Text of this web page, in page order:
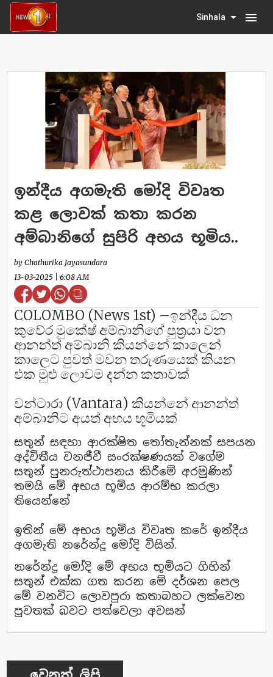
Sinhala menu
ඉන්දීය අගමැති මෝදි විවෘත
කළ ලොවක් කතා කරන
අම්බානිගේ සුපිරි අභය භූමිය..
by Chathurika Jayasundara
13-03-2025 | 6:08 AM
COLOMBO (News 1st) –ඉන්දීය ධන
කුවේර මුකේෂ් අම්බානිගේ පුත්‍රයා වන
ආනන්ත් අම්බානි කියන්නේ කාලෙන්
කාලෙට පුවත් මවන තරුණයෙක් කියන
එක මුළු ලොවම දන්න කතාවක්
වන්ටාරා (Vantara) කියන්නේ ආනන්ත්
අම්බානිට අයත් අභය භූමියක්
සතුන් සඳහා ආරක්ෂිත තෝතැන්නක් සපයන
අද්විතීය වනජීවී සංරක්ෂණයක් වගේම
සතුන් පුනරුත්ථාපනය කිරීමේ අරමුණින්
තමයි මේ අභය භූමිය ආරම්භ කරලා
තියෙන්නේ
ඉතින් මේ අභය භූමිය විවෘත කරේ ඉන්දීය
අගමැති නරේන්ද්‍ර මෝදි විසින්.
නරේන්ද්‍ර මෝදි මේ අභය භූමියට ගිහින්
සතුන් එක්ක ගත කරන මේ දර්ශන පෙල
මේ වනවිට ලොවපුරා කතාබහට ලක්වෙන
පුවතක් බවට පත්වෙලා අවසන්